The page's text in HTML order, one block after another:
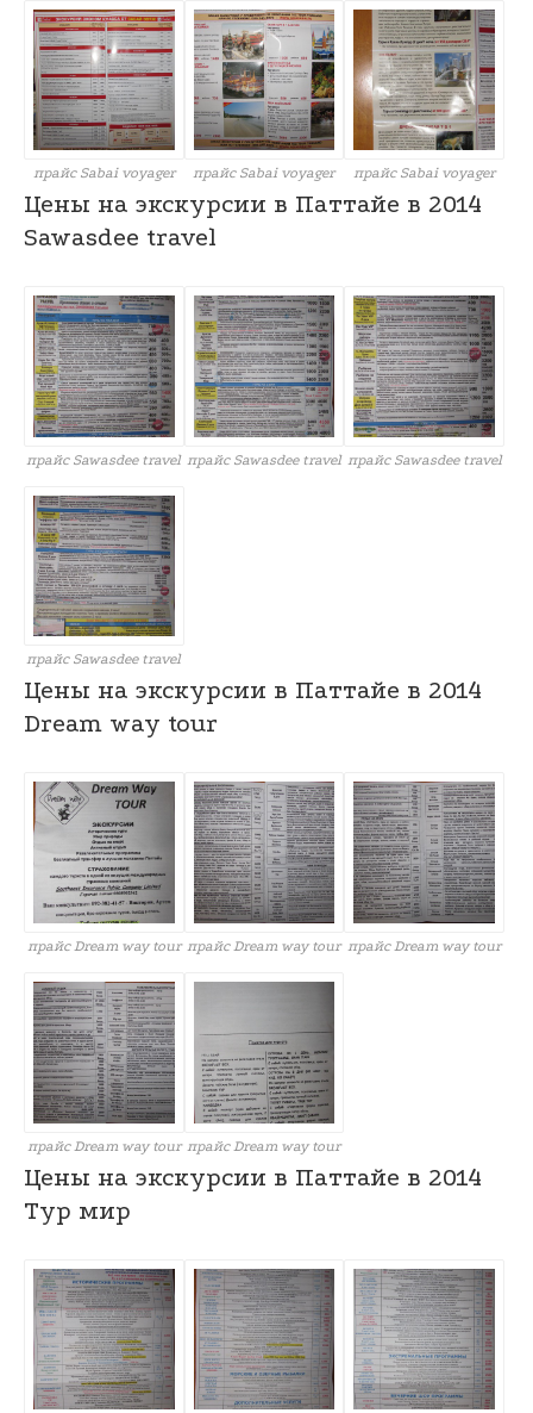
прайс Sabai voyager прайс Sabai voyager прайс Sabai voyager
Цены на экскурсии в Паттайе в 2014
Sawasdee travel
прайс Sawasdee travel прайс Sawasdee travel прайс Sawasdee travel
прайс Sawasdee travel
Цены на экскурсии в Паттайе в 2014
Dream way tour
прайс Dream way tour прайс Dream way tour прайс Dream way tour
прайс Dream way tour прайс Dream way tour
Цены на экскурсии в Паттайе в 2014
Тур мир